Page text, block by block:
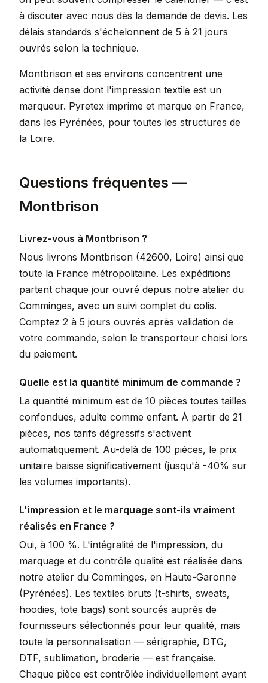
à discuter avec nous dès la demande de devis. Les
délais standards s'échelonnent de 5 à 21 jours
ouvrés selon la technique.
Montbrison et ses environs concentrent une
activité dense dont l'impression textile est un
marqueur. Pyretex imprime et marque en France,
dans les Pyrénées, pour toutes les structures de
la Loire.
Questions fréquentes —
Montbrison
Livrez-vous à Montbrison ?
Nous livrons Montbrison (42600, Loire) ainsi que
toute la France métropolitaine. Les expéditions
partent chaque jour ouvré depuis notre atelier du
Comminges, avec un suivi complet du colis.
Comptez 2 à 5 jours ouvrés après validation de
votre commande, selon le transporteur choisi lors
du paiement.
Quelle est la quantité minimum de commande ?
La quantité minimum est de 10 pièces toutes tailles
confondues, adulte comme enfant. À partir de 21
pièces, nos tarifs dégressifs s'activent
automatiquement. Au-delà de 100 pièces, le prix
unitaire baisse significativement (jusqu'à -40% sur
les volumes importants).
L'impression et le marquage sont-ils vraiment
réalisés en France ?
Oui, à 100 %. L'intégralité de l'impression, du
marquage et du contrôle qualité est réalisée dans
notre atelier du Comminges, en Haute-Garonne
(Pyrénées). Les textiles bruts (t-shirts, sweats,
hoodies, tote bags) sont sourcés auprès de
fournisseurs sélectionnés pour leur qualité, mais
toute la personnalisation — sérigraphie, DTG,
DTF, sublimation, broderie — est française.
Chaque pièce est contrôlée individuellement avant